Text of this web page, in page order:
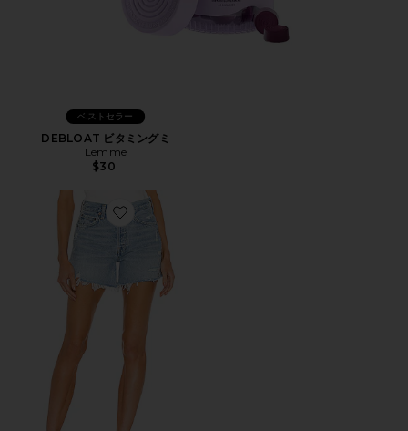
ベストセラー
DEBLOAT ビタミングミ
Lemme
$30
Favorite PARKER LONG ショートパンツ